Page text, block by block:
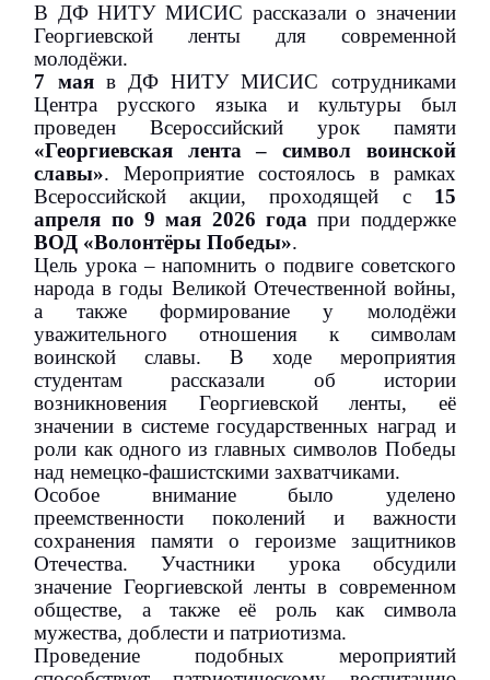
В ДФ НИТУ МИСИС рассказали о значении
Георгиевской ленты для современной
молодёжи.
7 маяв ДФ НИТУ МИСИС сотрудниками
Центра русского языка и культуры был
проведен Всероссийский урок памяти
«Георгиевская лента – символ воинской
славы». Мероприятие состоялось в рамках
Всероссийской акции, проходящей с 15
апреля по 9 мая 2026 года при поддержке
ВОД «Волонтёры Победы».
Цель урока – напомнить о подвиге советского
народа в годы Великой Отечественной войны,
а также формирование у молодёжи
уважительного отношения к символам
воинской славы. В ходе мероприятия
студентам рассказали об истории
возникновения Георгиевской ленты, её
значении в системе государственных наград и
роли как одного из главных символов Победы
над немецко-фашистскими захватчиками.
Особое внимание было уделено
преемственности поколений и важности
сохранения памяти о героизме защитников
Отечества. Участники урока обсудили
значение Георгиевской ленты в современном
обществе, а также её роль как символа
мужества, доблести и патриотизма.
Проведение подобных мероприятий